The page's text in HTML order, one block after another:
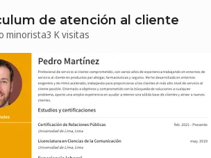
de atención al cliente
minorista3 K visitas